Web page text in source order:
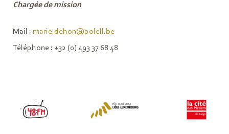
Chargée de mission
Mail : marie.dehon@polell.be
Téléphone : +32 (0) 493 37 68 48